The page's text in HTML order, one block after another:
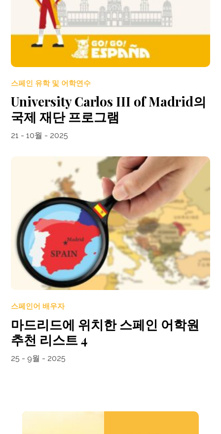
스페인 유학 및 어학연수
University Carlos III of Madrid의
국제 재단 프로그램
21 - 10월 - 2025
스페인어 배우자
마드리드에 위치한 스페인 어학원
추천 리스트 4
25 - 9월 - 2025